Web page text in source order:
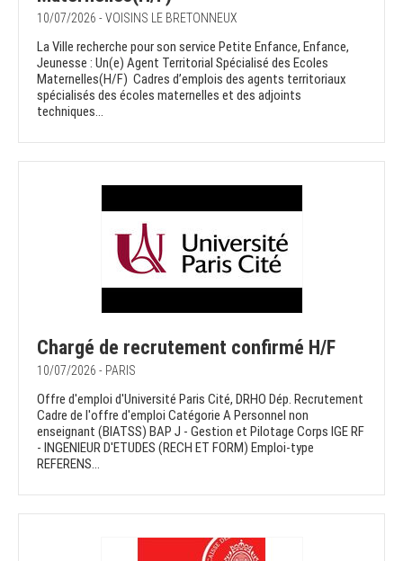
10/07/2026 - VOISINS LE BRETONNEUX
La Ville recherche pour son service Petite Enfance, Enfance,
Jeunesse : Un(e) Agent Territorial Spécialisé des Ecoles
Maternelles(H/F) Cadres d’emplois des agents territoriaux
spécialisés des écoles maternelles et des adjoints
techniques...
Chargé de recrutement confirmé H/F
10/07/2026 - PARIS
Offre d'emploi d'Université Paris Cité, DRHO Dép. Recrutement
Cadre de l'offre d'emploi Catégorie A Personnel non
enseignant (BIATSS) BAP J - Gestion et Pilotage Corps IGE RF
- INGENIEUR D'ETUDES (RECH ET FORM) Emploi-type
REFERENS...